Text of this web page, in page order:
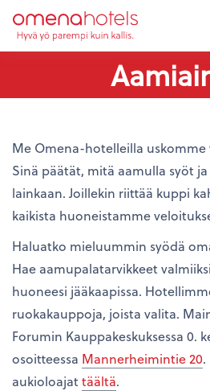
Me Omena-hotelleilla
Sinä päätät, mitä aamulla syöt
lainkaan. Joillekin riittää kuppi
kaikista huoneistamme
Haluatko mieluummin syödä
Hae aamupalatarvikkeet
huoneesi jääkaapissa.
ruokakauppoja, joista valita.
Forumin Kauppakeskuksessa 0.
osoitteessa Mannerheimintie 20
aukioloajattäältä.